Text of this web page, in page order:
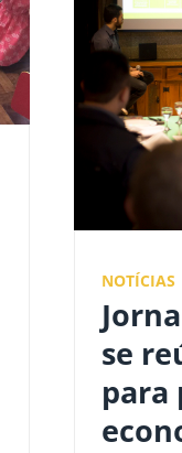
NOTÍCIAS
se
para